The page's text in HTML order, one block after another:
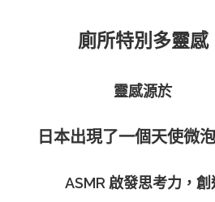
廁所特別多靈感
靈感源於
日本出現了一個天使微
ASMR 啟發思考力，